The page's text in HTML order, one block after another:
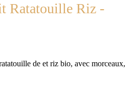
Ratatouille Riz -
de et riz bio, avec morceaux,